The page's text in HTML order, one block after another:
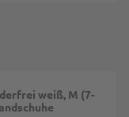
weiß, M (7-